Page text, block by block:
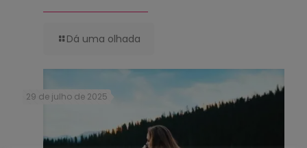
Dá uma olhada
29 de julho de 2025